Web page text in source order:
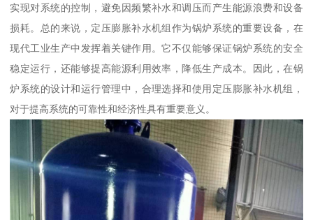
实现对系统的控制，避免因频繁补水和调压而产生能源浪费和设备
损耗。总的来说，定压膨胀补水机组作为锅炉系统的重要设备，在
现代工业生产中发挥着关键作用。它不仅能够保证锅炉系统的安全
稳定运行，还能够提高能源利用效率，降低生产成本。因此，在锅
炉系统的设计和运行管理中，合理选择和使用定压膨胀补水机组，
对于提高系统的可靠性和经济性具有重要意义。